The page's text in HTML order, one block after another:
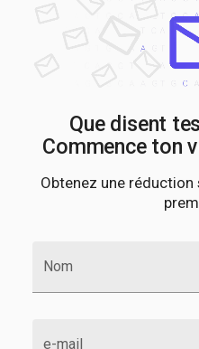
Que disent
Commence ton
Obtenez une réduction
Nom
e-mail